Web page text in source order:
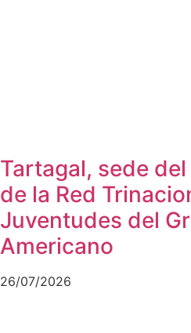
Tartagal, sede
de la Red
Juventudes del
Americano
26/07/2026